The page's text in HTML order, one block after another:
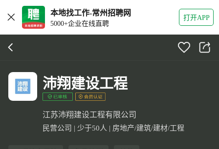
本地找工作-常州招聘网
5000+企业在线直聘
打开APP
沛翔建设工程
江苏沛翔建设工程有限公司
民营公司 | 少于50人 | 房地产/建筑/建材/工程